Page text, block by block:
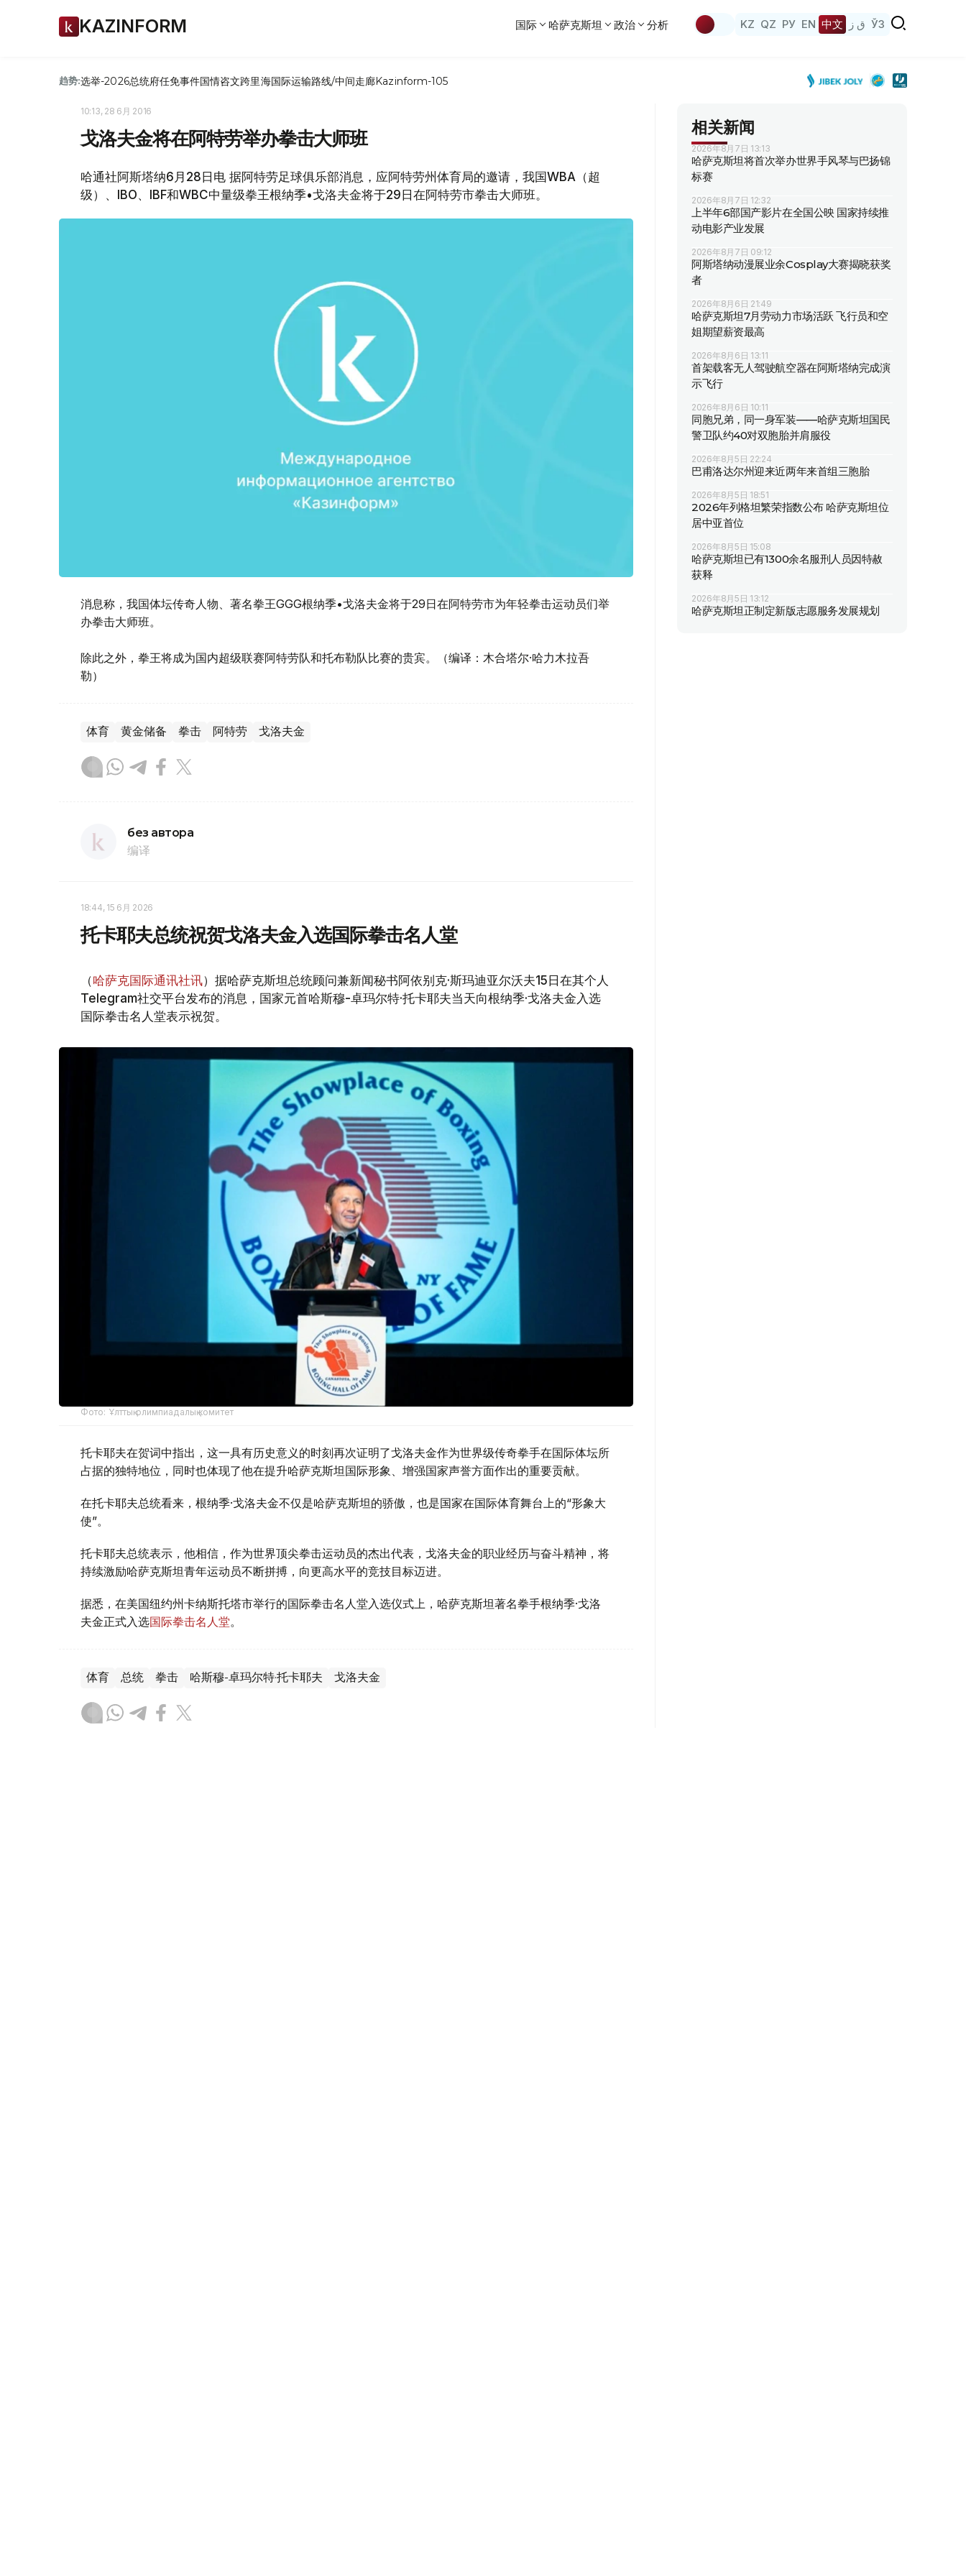
KAZINFORM 国际 哈萨克斯坦 政治 分析 KZ QZ РУ EN 中文 ق ز ЎЗ
趋势:选举-2026总统府任免事件国情咨文跨里海国际运输路线/中间走廊Kazinform-105
10:13, 28 6月 2016
戈洛夫金将在阿特劳举办拳击大师班
哈通社阿斯塔纳6月28日电 据阿特劳足球俱乐部消息，应阿特劳州体育局的邀请，我国WBA（超
级）、IBO、IBF和WBC中量级拳王根纳季•戈洛夫金将于29日在阿特劳市拳击大师班。
消息称，我国体坛传奇人物、著名拳王GGG根纳季•戈洛夫金将于29日在阿特劳市为年轻拳击运动员们举
办拳击大师班。
除此之外，拳王将成为国内超级联赛阿特劳队和托布勒队比赛的贵宾。（编译：木合塔尔·哈力木拉吾
勒）
体育 黄金储备 拳击 阿特劳 戈洛夫金
без автора
编译
18:44, 15 6月 2026
托卡耶夫总统祝贺戈洛夫金入选国际拳击名人堂
（哈萨克国际通讯社讯）据哈萨克斯坦总统顾问兼新闻秘书阿依别克·斯玛迪亚尔沃夫15日在其个人
Telegram社交平台发布的消息，国家元首哈斯穆-卓玛尔特·托卡耶夫当天向根纳季·戈洛夫金入选
国际拳击名人堂表示祝贺。
Фото: Ұлттық олимпиадалық комитет
托卡耶夫在贺词中指出，这一具有历史意义的时刻再次证明了戈洛夫金作为世界级传奇拳手在国际体坛所
占据的独特地位，同时也体现了他在提升哈萨克斯坦国际形象、增强国家声誉方面作出的重要贡献。
在托卡耶夫总统看来，根纳季·戈洛夫金不仅是哈萨克斯坦的骄傲，也是国家在国际体育舞台上的“形象大
使”。
托卡耶夫总统表示，他相信，作为世界顶尖拳击运动员的杰出代表，戈洛夫金的职业经历与奋斗精神，将
持续激励哈萨克斯坦青年运动员不断拼搏，向更高水平的竞技目标迈进。
据悉，在美国纽约州卡纳斯托塔市举行的国际拳击名人堂入选仪式上，哈萨克斯坦著名拳手根纳季·戈洛
夫金正式入选国际拳击名人堂。
体育 总统 拳击 哈斯穆-卓玛尔特·托卡耶夫 戈洛夫金
相关新闻
2026年8月7日 13:13
哈萨克斯坦将首次举办世界手风琴与巴扬锦
标赛
2026年8月7日 12:32
上半年6部国产影片在全国公映 国家持续推
动电影产业发展
2026年8月7日 09:12
阿斯塔纳动漫展业余Cosplay大赛揭晓获奖
者
2026年8月6日 21:49
哈萨克斯坦7月劳动力市场活跃 飞行员和空
姐期望薪资最高
2026年8月6日 13:11
首架载客无人驾驶航空器在阿斯塔纳完成演
示飞行
2026年8月6日 10:11
同胞兄弟，同一身军装——哈萨克斯坦国民
警卫队约40对双胞胎并肩服役
2026年8月5日 22:24
巴甫洛达尔州迎来近两年来首组三胞胎
2026年8月5日 18:51
2026年列格坦繁荣指数公布 哈萨克斯坦位
居中亚首位
2026年8月5日 15:08
哈萨克斯坦已有1300余名服刑人员因特赦
获释
2026年8月5日 13:12
哈萨克斯坦正制定新版志愿服务发展规划